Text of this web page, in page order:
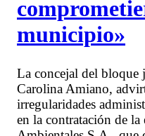
municipio»
La concejal del bloque
Carolina Amiano,
irregularidades
en la contratación de